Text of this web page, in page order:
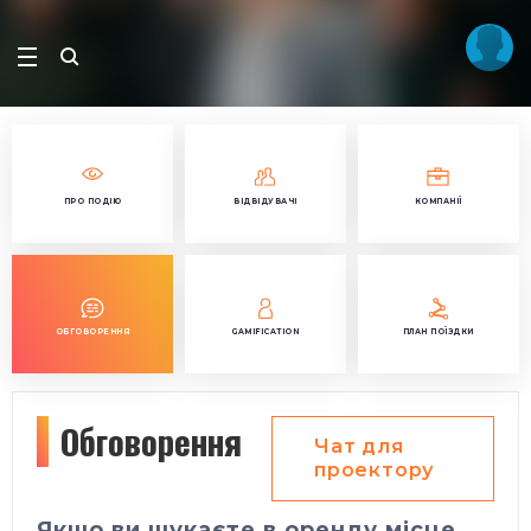
ПРО ПОДІЮ ВІДВІДУВАЧІ КОМПАНІЇ
ОБГОВОРЕННЯ GAMIFICATION ПЛАН ПОЇЗДКИ
Обговорення
Чат для
проектору